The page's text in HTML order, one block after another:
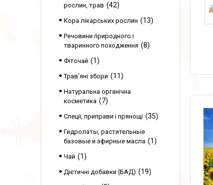
рослин, трав
42
Кора лікарських рослин 13
Речовини природного і
тваринного походження
8
Фіточай 1
Трав'яні збори 11
Натуральна органічна
косметика
7
Спеції, приправи і прянощі 35
Гидролаты, растительные
базовые и эфирные масла
1
Чай 1
Дієтичні добавки (БАД) 19